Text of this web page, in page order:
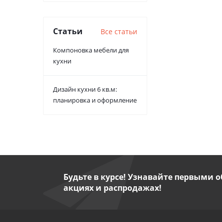
Статьи Все статьи
Компоновка мебели для
кухни
Дизайн кухни 6 кв.м:
планировка и оформление
Будьте в курсе! Узнавайте первыми
акциях и распродажах!